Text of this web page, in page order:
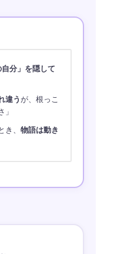
自分」を隠して
違う が、根っこ
」
、 物語は動き